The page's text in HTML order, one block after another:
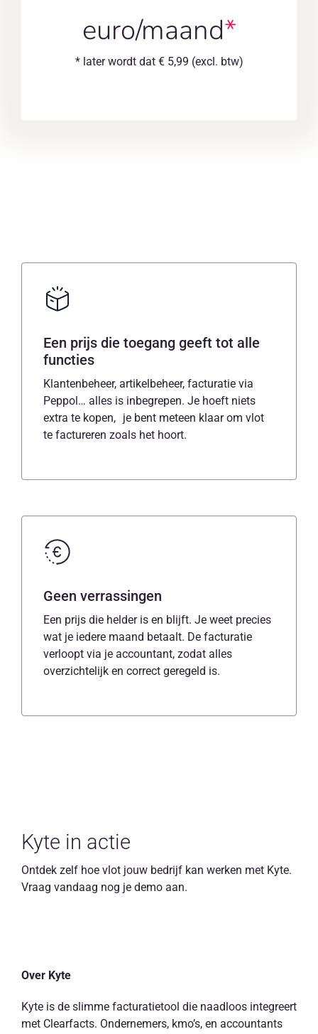
euro/maand*
* later wordt dat € 5,99 (excl. btw)
Een prijs die toegang geeft tot alle
functies
Klantenbeheer, artikelbeheer, facturatie via
Peppol… alles is inbegrepen. Je hoeft niets
extra te kopen, je bent meteen klaar om vlot
te factureren zoals het hoort.
Geen verrassingen
Een prijs die helder is en blijft. Je weet precies
wat je iedere maand betaalt. De facturatie
verloopt via je accountant, zodat alles
overzichtelijk en correct geregeld is.
Kyte in actie
Ontdek zelf hoe vlot jouw bedrijf kan werken met Kyte.
Vraag vandaag nog je demo aan.
Over Kyte
Kyte is de slimme facturatietool die naadloos integreert
met Clearfacts. Ondernemers, kmo’s, en accountants